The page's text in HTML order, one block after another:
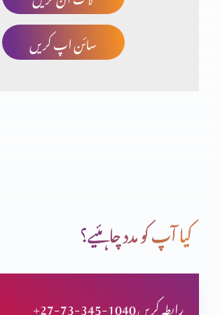
تثلیث (حصہ 2)
یسوع مسیح کی الوہیت (حصہ 3)
سائن اپ کریں
کیا آپ کو مدد چاہئیے؟
+27-73-345-1040 رابطہ کریں